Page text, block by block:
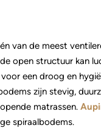
van de meest
open structuur kan
een droog en
zijn stevig,
matrassen.
spiraalbodems.